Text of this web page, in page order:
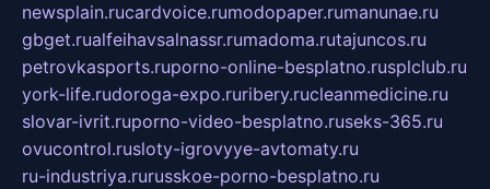
newsplain.rucardvoice.rumodopaper.rumanunae.ru
gbget.rualfeihavsalnassr.rumadoma.rutajuncos.ru
petrovkasports.ruporno-online-besplatno.rusplclub.ru
york-life.rudoroga-expo.ruribery.rucleanmedicine.ru
slovar-ivrit.ruporno-video-besplatno.ruseks-365.ru
ovucontrol.rusloty-igrovyye-avtomaty.ru
ru-industriya.rurusskoe-porno-besplatno.ru